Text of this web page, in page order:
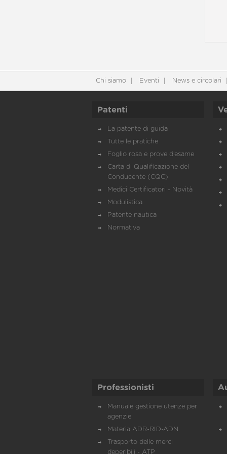
Chi siamo Eventi News e circolari
Patenti
La patente di guida
Tutte le pratiche
Foglio rosa e prove d’esame
Carta di Qualificazione del
Conducente (CQC)
Medici Certificatori - Novità
Modulistica
Patente nautica
Normativa
Professionisti
Manuale gestione utenze per
agenzie
Materia ADR-RID-ADN
Trasporto delle merci
deperibili - ATP